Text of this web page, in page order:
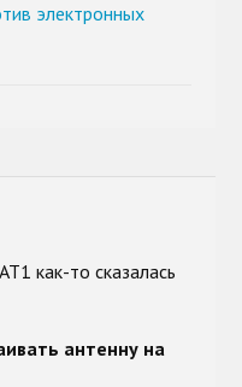
электронных
как-то сказалась
антенну на